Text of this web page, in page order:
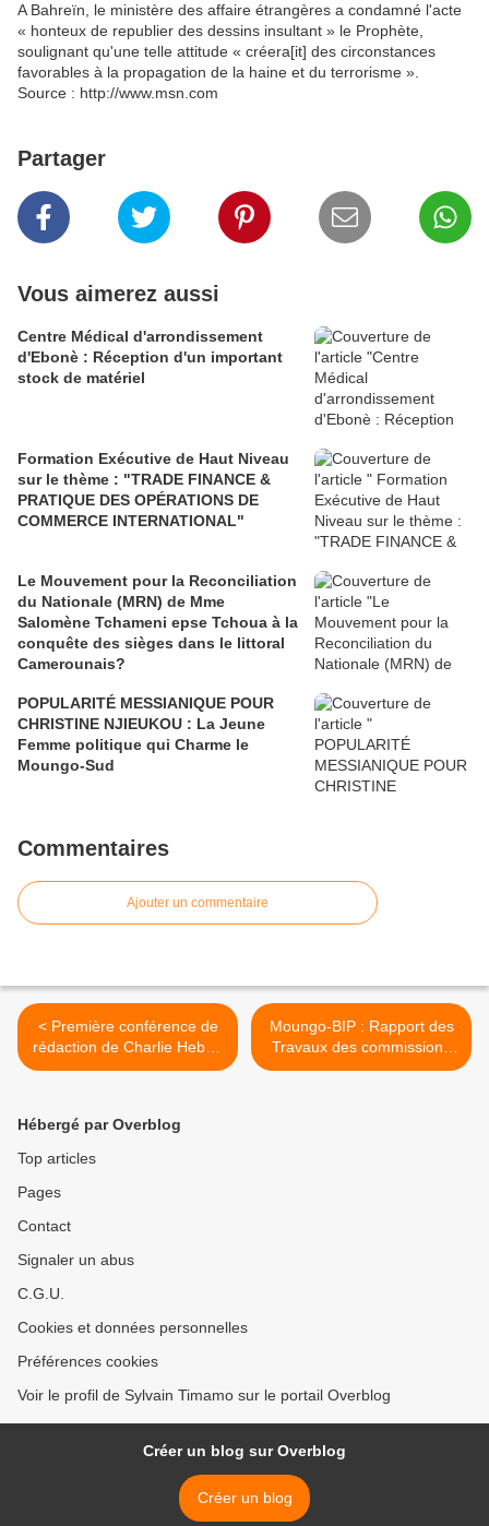
A Bahreïn, le ministère des affaire étrangères a condamné l'acte
« honteux de republier des dessins insultant » le Prophète,
soulignant qu'une telle attitude « créera[it] des circonstances
favorables à la propagation de la haine et du terrorisme ».
Source : http://www.msn.com
Partager
Vous aimerez aussi
Centre Médical d'arrondissement
d'Ebonè : Réception d'un important
stock de matériel
Formation Exécutive de Haut Niveau
sur le thème : "TRADE FINANCE &
PRATIQUE DES OPÉRATIONS DE
COMMERCE INTERNATIONAL"
Le Mouvement pour la Reconciliation
du Nationale (MRN) de Mme
Salomène Tchameni epse Tchoua à la
conquête des sièges dans le littoral
Camerounais?
POPULARITÉ MESSIANIQUE POUR
CHRISTINE NJIEUKOU : La Jeune
Femme politique qui Charme le
Moungo-Sud
Commentaires
Ajouter un commentaire
< Première conférence de
rédaction de Charlie Hebdo
à Libération : tirage d'un
Moungo-BIP : Rapport des
Travaux des commissions
du Budget d'Investissement
Hébergé par Overblog
Top articles
Pages
Contact
Signaler un abus
C.G.U.
Cookies et données personnelles
Préférences cookies
Voir le profil de Sylvain Timamo sur le portail Overblog
Créer un blog sur Overblog
Créer un blog